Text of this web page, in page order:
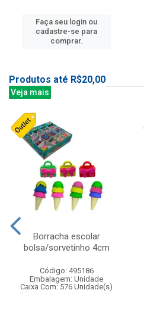
Faça seu login ou
cadastre-se para
comprar.
Produtos até R$20,00
Veja mais
Borracha escolar
bolsa/sorvetinho 4cm
Código: 495186
Embalagem: Unidade
Caixa Com: 576 Unidade(s)